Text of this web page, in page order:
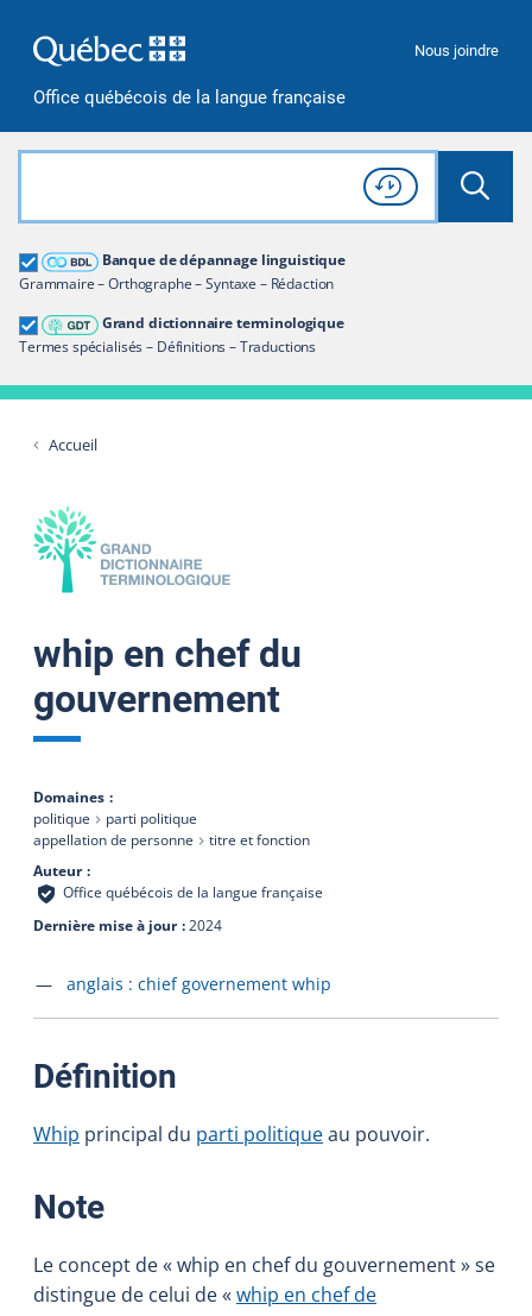
Office québécois de la langue française
Nous joindre
Rechercher dans tout le site
Lancer
Consulter l'
Historique
de recherche
Banque de dépannage linguistique
Grammaire – Orthographe – Syntaxe – Rédaction
Grand dictionnaire terminologique
Termes spécialisés – Définitions – Traductions
Grand dictionnaire terminologique
Restreindre aux termes
Accueil
whip en chef du
gouvernement
Domaines
politique
parti politique
appellation de personne
titre et fonction
Auteur
Office québécois de la langue française
Dernière mise à jour 2024
Accéder à la fiche en
anglais : chief governement whip
Définition
Whip principal du parti politiqueau pouvoir.
Note:
Le concept de « whip en chef du gouvernement » se
distingue de celui de «whip en chef de